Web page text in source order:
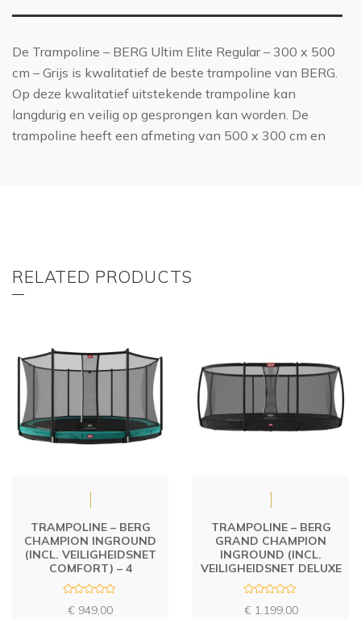
De Trampoline – BERG Ultim Elite Regular – 300 x 500
cm – Grijs is kwalitatief de beste trampoline van BERG.
Op deze kwalitatief uitstekende trampoline kan
langdurig en veilig op gesprongen kan worden. De
trampoline heeft een afmeting van 500 x 300 cm en
RELATED PRODUCTS
TRAMPOLINE – BERG
CHAMPION INGROUND
(INCL. VEILIGHEIDSNET
COMFORT) – 4
a€ 949,00
TRAMPOLINE – BERG
GRAND CHAMPION
INGROUND (INCL.
VEILIGHEIDSNET DELUXE
a
€ 1.199,00